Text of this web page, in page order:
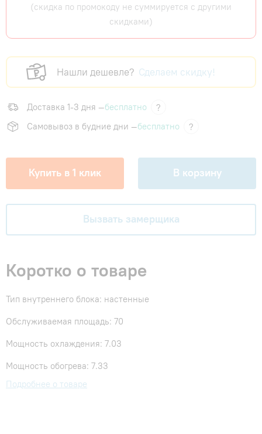
(скидка по промокоду не суммируется с другими
скидками)
Нашли дешевле? Сделаем скидку!
Доставка 1-3 дня —бесплатно
?
Самовывоз в будние дни —бесплатно ?
Купить в 1 клик В корзину
Вызвать замерщика
Коротко о товаре
Тип внутреннего блока: настенные
Обслуживаемая площадь: 70
Мощность охлаждения: 7.03
Мощность обогрева: 7.33
Подробнее о товаре